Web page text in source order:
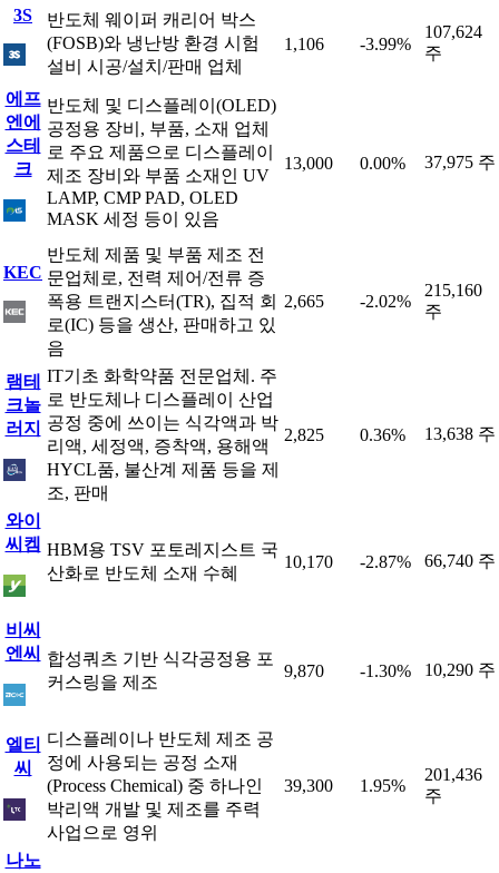
3S
반도체 웨이퍼 캐리어 박스
(FOSB)와 냉난방 환경 시험
설비 시공/설치/판매 업체
1,106 -3.99%
107,624
주
에프
엔에
스테
크
반도체 및 디스플레이(OLED)
공정용 장비, 부품, 소재 업체
로 주요 제품으로 디스플레이
제조 장비와 부품 소재인 UV
LAMP, CMP PAD, OLED
MASK 세정 등이 있음
13,000 0.00% 37,975 주
KEC
반도체 제품 및 부품 제조 전
문업체로, 전력 제어/전류 증
폭용 트랜지스터(TR), 집적 회
로(IC) 등을 생산, 판매하고 있
음
2,665 -2.02%
215,160
주
램테
크놀
러지
IT기초 화학약품 전문업체. 주
로 반도체나 디스플레이 산업
공정 중에 쓰이는 식각액과 박
리액, 세정액, 증착액, 용해액
HYCL품, 불산계 제품 등을 제
조, 판매
2,825 0.36% 13,638 주
와이
씨켐 HBM용 TSV 포토레지스트 국
산화로 반도체 소재 수혜
10,170 -2.87% 66,740 주
비씨
엔씨 합성쿼츠 기반 식각공정용 포
커스링을 제조
9,870 -1.30% 10,290 주
엘티
씨
디스플레이나 반도체 제조 공
정에 사용되는 공정 소재
(Process Chemical) 중 하나인
박리액 개발 및 제조를 주력
사업으로 영위
39,300 1.95%
201,436
주
나노